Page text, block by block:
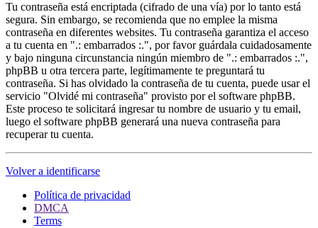
Tu contraseña está encriptada (cifrado de una vía) por lo tanto está
segura. Sin embargo, se recomienda que no emplee la misma
contraseña en diferentes websites. Tu contraseña garantiza el acceso
a tu cuenta en ".: embarrados :.", por favor guárdala cuidadosamente
y bajo ninguna circunstancia ningún miembro de ".: embarrados :.",
phpBB u otra tercera parte, legítimamente te preguntará tu
contraseña. Si has olvidado la contraseña de tu cuenta, puede usar el
servicio "Olvidé mi contraseña" provisto por el software phpBB.
Este proceso te solicitará ingresar tu nombre de usuario y tu email,
luego el software phpBB generará una nueva contraseña para
recuperar tu cuenta.
Volver a identificarse
Política de privacidad
DMCA
Terms